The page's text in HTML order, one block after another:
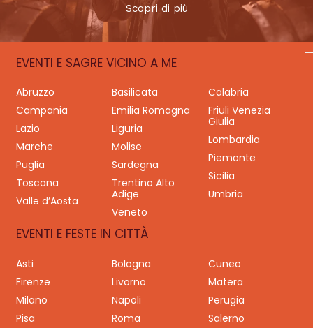
Scopri di più
EVENTI E SAGRE VICINO A ME
Abruzzo Basilicata
Calabria
Campania
Emilia Romagna
Friuli Venezia
Giulia
Lazio
Liguria
Lombardia
Marche
Molise
Piemonte
Puglia
Sardegna
Sicilia
Toscana
Trentino Alto
Adige
Umbria
Valle d’Aosta
Veneto
EVENTI E FESTE IN CITTÀ
Asti Bologna
Cuneo
Firenze
Livorno
Matera
Milano
Napoli
Perugia
Pisa
Roma
Salerno